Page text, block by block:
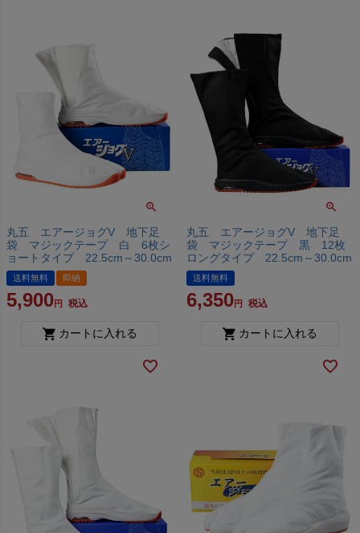
丸五 エアージョグV 地下足
袋 マジックテープ 白 6枚シ
ョートタイプ 22.5cm～30.0cm
送料無料 即納
5,900 税込
カートに入れる
丸五 エアージョグV 地下足
袋 マジックテープ 黒 12枚
ロングタイプ 22.5cm～30.0cm
送料無料
6,350 税込
カートに入れる